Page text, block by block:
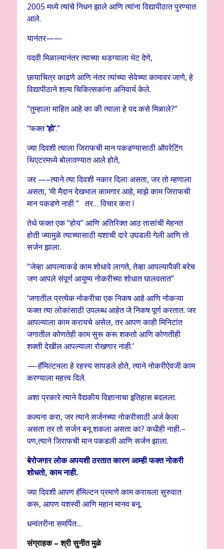
2005 मध्ये त्यांचे निधन झाले आणि त्यांना विद्यापीठात पुरण्यात
आले.
यानंतर——
पदवी मिळाल्यानंतर त्याच्या थडग्याला भेट देणे,
छायाचित्र काढणे आणि नंतर त्यांच्या सेवेच्या कामावर जाणे, हे
विद्यापीठाने शल्य चिकित्सकांना अनिवार्य केले.
“तुम्हाला माहित आहे का की त्याला हे पद कसे मिळाले?”
“फक्त‘हो‘.”
ज्या दिवशी त्याला जिराफची मान पकडण्यासाठी ऑपरेटिंग
थिएटरमध्ये बोलावण्यात आले होते,
जर —–त्याने त्या दिवशी नकार दिला असता, जर तो म्हणाला
असता, ‘मी मैदान देखभाल कामगार आहे, माझे काम जिराफची
मान पकडणे नाही ” तर… विचार करा !
तेथे फक्त एक “होय” आणि अतिरिक्त आठ तासांची मेहनत
होती ज्यामुळे त्याच्यासाठी यशाची दारे उघडली गेली आणि तो
सर्जन झाला.
“जेव्हा आपल्याकडे काम शोधावे लागते, तेव्हा आपल्यापैकी बरेच
जण आपले संपूर्ण आयुष्य नोकरीच्या शोधात घालवतात”
‘जगातील प्रत्येक नोकरीचा एक निकष आहे आणि नोकऱ्या
फक्त त्या लोकांसाठी उपलब्ध आहेत जे निकष पूर्ण करतात. जर
आपल्याला काम करायचे असेल, तर आपण काही मिनिटांत
जगातील कोणतेही काम सुरू करू शकतो आणि कोणतीही
शक्ती देखील आपल्याला रोखणार नाही.’
—-हॅमिल्टनला हे रहस्य सापडले होते, त्याने नोकरीऐवजी काम
करण्याला महत्त्व दिले.
अशा प्रकारे त्याने वैद्यकीय विज्ञानाचा इतिहास बदलला.
कल्पना करा, जर त्याने सर्जनच्या नोकरीसाठी अर्ज केला
असता तर तो सर्जन बनू शकला असता का? कधीही नाही.–
पण,त्याने जिराफची मान पकडली आणि सर्जन झाला.
बेरोजगार लोक अपयशी ठरतात कारण आम्ही फक्त नोकरी
शोधतो,काम नाही.
ज्या दिवशी आपण हॅमिल्टन प्रमाणे काम करायला सुरुवात
करू, आपण यशस्वी आणि महान मानव बनू.
धन्वंतरीना समर्पित…
संग्राहक – श्री सुनीत मुळे